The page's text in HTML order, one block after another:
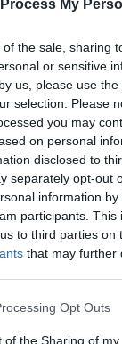
My
the sale, sharing
or sensitive
us, please use
selection. Please
you may
on personal
disclosed to
separately opt-out
information
participants.
to third parties on
that may further
app uses
or usage
Opt Outs
of the Sharing of my
παρά μόνο
90
159
έκπτωσης
300
έκπτωσης
9 Ιουλίου,